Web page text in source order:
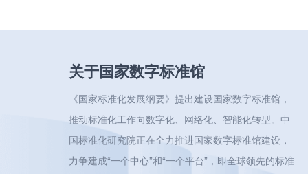
关于国家数字标准馆
《国家标准化发展纲要》提出建设国家数字标准馆，
推动标准化工作向数字化、网络化、智能化转型。中
国标准化研究院正在全力推进国家数字标准馆建设，
力争建成“一个中心”和“一个平台”，即全球领先的标准